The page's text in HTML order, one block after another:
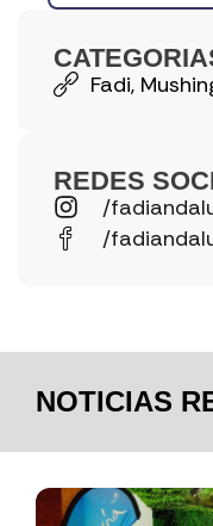
Fadi,
REDES
/
/
NOTICIAS